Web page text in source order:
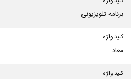
برنامه تلویزیونی
کلید واژه
معاد
کلید واژه